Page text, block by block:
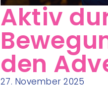
Aktiv
den
27. November 2025